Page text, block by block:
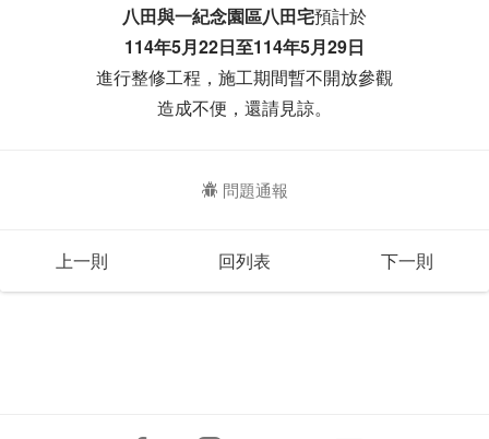
八田與一紀念園區八田宅預計於
114年5月22日至114年5月29日
進行整修工程，施工期間暫不開放參觀
造成不便，還請見諒。
問題通報
上一則 回列表 下一則